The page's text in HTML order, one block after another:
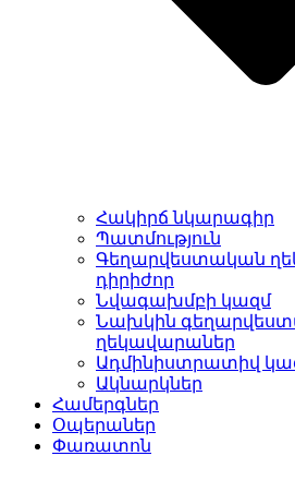
Հակիրճ նկարագիր
Պատմություն
Գեղարվեստական
դիրիժոր
Նվագախմբի կազմ
Նախկին
ղեկավարաներ
Ադմինիստրատիվ
Ակնարկներ
Համերգներ
Օպերաներ
Փառատոն